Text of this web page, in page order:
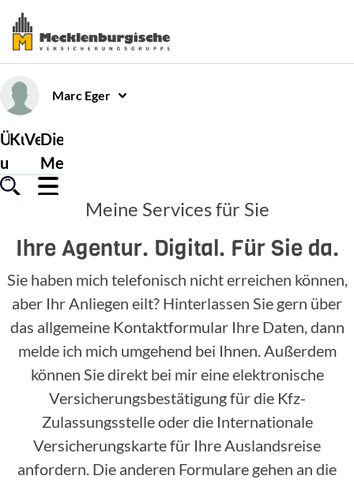
Marc Eger
Über
uns
Kundenservice
Versicherungen
Die
Mecklenburgische
Meine Services für Sie
Ihre Agentur. Digital. Für Sie da.
Sie haben mich telefonisch nicht erreichen können,
aber Ihr Anliegen eilt? Hinterlassen Sie gern über
das allgemeine Kontaktformular Ihre Daten, dann
melde ich mich umgehend bei Ihnen. Außerdem
können Sie direkt bei mir eine elektronische
Versicherungsbestätigung für die Kfz-
Zulassungsstelle oder die Internationale
Versicherungskarte für Ihre Auslandsreise
anfordern. Die anderen Formulare gehen an die